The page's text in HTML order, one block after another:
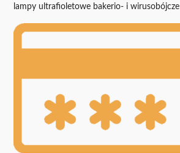
lampy ultrafioletowe bakerio- i wirusobójcze